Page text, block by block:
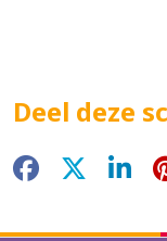
Deel deze
Facebook